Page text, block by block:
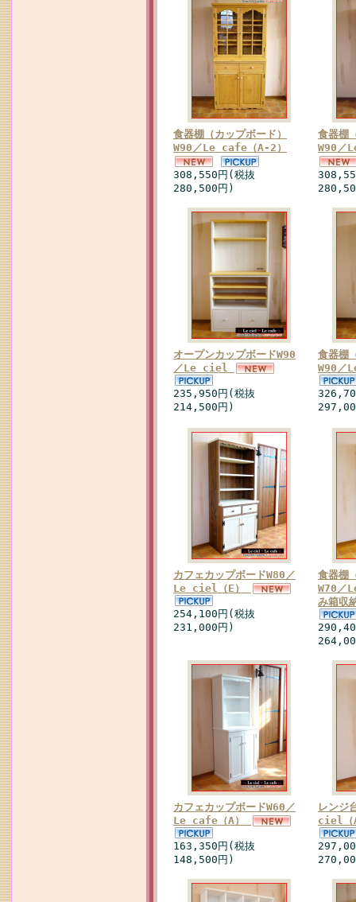
食器棚（カップボード）
W90／Le cafe（A-2）
308,550円(税抜
280,500円)
食器棚
W90／
オープンカップボードW90
／Le ciel
235,950円(税抜
214,500円)
食器棚
W90
カフェカップボードW80／
Le ciel（E）
254,100円(税抜
231,000円)
食器棚
W70／
み箱収
カフェカップボードW60／
Le cafe（A）
163,350円(税抜
148,500円)
レンジ
ciel